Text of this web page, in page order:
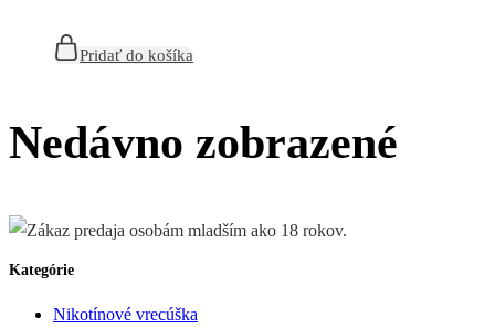
Pridať do košíka
Nedávno zobrazené
Kategórie
Nikotínové vrecúška